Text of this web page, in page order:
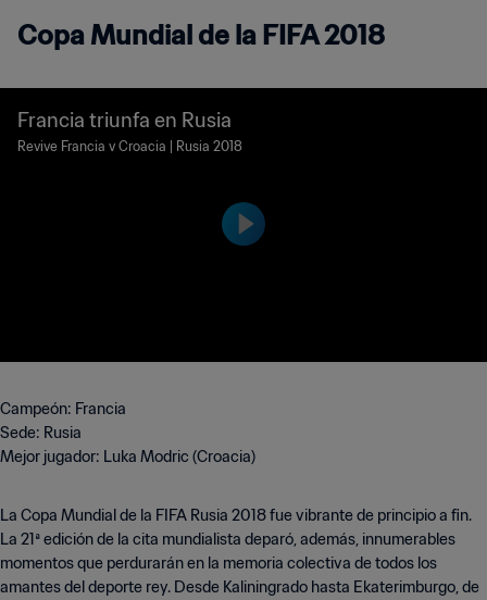
Copa Mundial de la FIFA 2018
Francia triunfa en Rusia
Revive Francia v Croacia | Rusia 2018
Campeón: Francia
Sede: Rusia
Mejor jugador: Luka Modric (Croacia)
La Copa Mundial de la FIFA Rusia 2018 fue vibrante de principio a fin.
La 21ª edición de la cita mundialista deparó, además, innumerables
momentos que perdurarán en la memoria colectiva de todos los
amantes del deporte rey. Desde Kaliningrado hasta Ekaterimburgo, de